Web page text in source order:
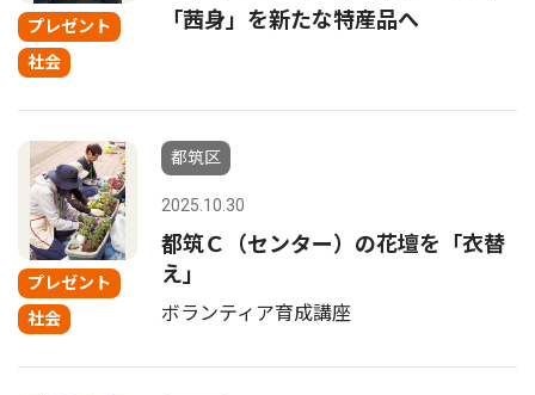
プレゼント
社会
「茜身」を新たな特産品へ
プレゼント
社会
都筑区
2025.10.30
都筑Ｃ（センター）の花壇を「衣替
え」
ボランティア育成講座